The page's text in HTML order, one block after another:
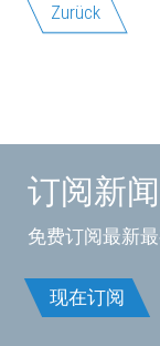
Zurück
订阅新闻
免费订阅最新
现在订阅